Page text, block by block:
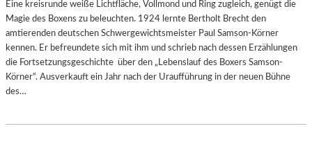
A
C
H
“
A
U
E
Eine kreisrunde weiße Lichtfläche, Vollmond und Ring zugleich, genügt die
Magie des Boxens zu beleuchten. 1924 lernte Bertholt Brecht den
amtierenden deutschen Schwergewichtsmeister Paul Samson-Körner
kennen. Er befreundete sich mit ihm und schrieb nach dessen Erzählungen
die Fortsetzungsgeschichte über den „Lebenslauf des Boxers Samson-
Körner“. Ausverkauft ein Jahr nach der Uraufführung in der neuen Bühne
des…